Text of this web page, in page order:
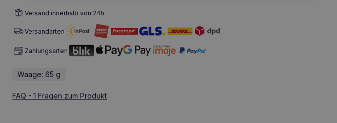
Versand innerhalb von 24h
Versandarten
Zahlungsarten
Waage: 65 g
FAQ - 1 Fragen zum Produkt